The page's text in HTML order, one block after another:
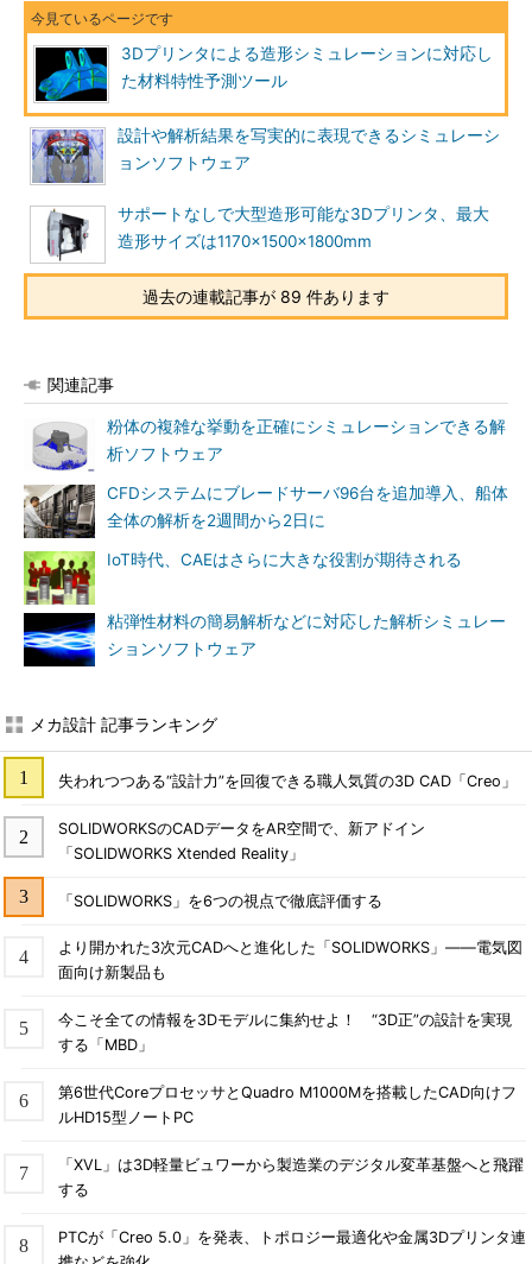
3Dプリンタによる造形シミュレーションに対応し
た材料特性予測ツール
設計や解析結果を写実的に表現できるシミュレーシ
ョンソフトウェア
サポートなしで大型造形可能な3Dプリンタ、最大
造形サイズは1170×1500×1800mm
過去の連載記事が 89 件あります
関連記事
粉体の複雑な挙動を正確にシミュレーションできる解
析ソフトウェア
CFDシステムにブレードサーバ96台を追加導入、船体
全体の解析を2週間から2日に
IoT時代、CAEはさらに大きな役割が期待される
粘弾性材料の簡易解析などに対応した解析シミュレー
ションソフトウェア
メカ設計 記事ランキング
失われつつある“設計力”を回復できる職人気質の3D CAD「Creo」
SOLIDWORKSのCADデータをAR空間で、新アドイン
「SOLIDWORKS Xtended Reality」
「SOLIDWORKS」を6つの視点で徹底評価する
より開かれた3次元CADへと進化した「SOLIDWORKS」――電気図
面向け新製品も
今こそ全ての情報を3Dモデルに集約せよ！ “3D正”の設計を実現
する「MBD」
第6世代CoreプロセッサとQuadro M1000Mを搭載したCAD向けフ
ルHD15型ノートPC
「XVL」は3D軽量ビュワーから製造業のデジタル変革基盤へと飛躍
する
PTCが「Creo 5.0」を発表、トポロジー最適化や金属3Dプリンタ連